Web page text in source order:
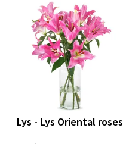
Lys - Lys Oriental roses